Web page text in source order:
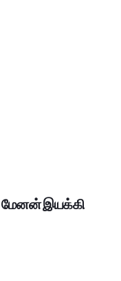
மேனன் இயக்கி